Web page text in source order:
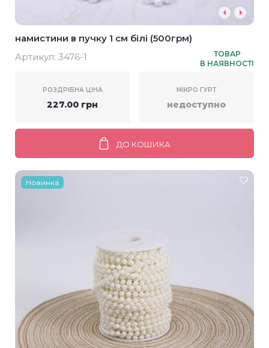
намистини в пучку 1 см білі (500грм)
Артикул: 3476-1
ТОВАР
В НАЯВНОСТІ
РОЗДРІБНА ЦІНА
227.00 грн
МІКРО ГУРТ
недоступно
ДО КОШИКА
Новинка